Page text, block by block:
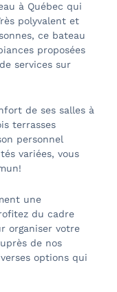
à Québec qui
polyvalent et
ce bateau
proposées
services sur
de ses salles à
terrasses
personnel
variées, vous
une
du cadre
organiser votre
de nos
options qui